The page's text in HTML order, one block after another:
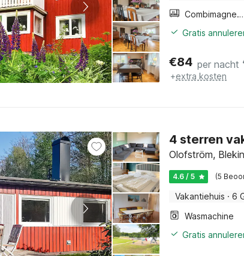
Combimagnetron
Gratis
€84 per nacht
+extra kosten
4 sterren
Olofström,
4.6 / 5 (5
Vakantiehuis · 6
Wasmachine
Gratis